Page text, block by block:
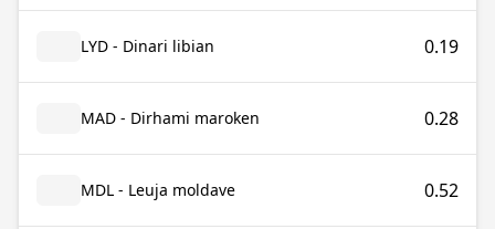
LYD - Dinari libian 0.19
MAD - Dirhami maroken 0.28
MDL - Leuja moldave 0.52